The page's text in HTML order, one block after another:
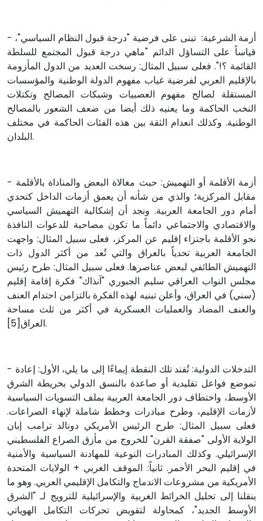
- أزمة الشرعية: تبنى على فرضية "درجة قبول النظام السياسي"،
قياساً على التساؤل الدائم "ماهي درجة قبول المجتمع للسلطة
القائمة ؟!". فعلى سبيل المثال: رسخت العديد من الدول المأزومة
بالإقليم العربي لفرضية غياب مفهوم الدولة الوطنية والمؤسسات
المستقلة لصالح مفهوم العصبيات وشبكات المصالح وتكتلات
النخب الحاكمة وما يعنيه ذلك أيضا من ضعف الشعور بالمصالح
الوطنية. وكذلك انعدام الثقة بين هذه الفئات الحاكمة في مختلف
البلدان.
- أزمة الأقلمة أو التهميش: حيث مغالاة البعض والمناداة بالأقلمة
مقابل المركزية؛ والذي من شأنه أن يعمق أزمات الداخل كتحدي
أمام دور الجامعة العربية. ونجد أن إشكالية التهميش السياسي
والاقتصادي والاجتماعي دائماً ما تكون مصاحبة للدعوات النافذة
نحو الأقلمة باجتزاء إقليم عن المركز، فعلى سبيل المثال: واجهت
الجامعة العربية تحدياً بالعراق والتي تُعد من أكثر الدول ذات
التهميش الطائفي لبعض عناصرها. فعلى سبيل المثال: طرح رئيس
مجلس النواب العراقي سليم الجبوري "آنذاك" فكرة إقامة إقليم
(سني) في العراق، وأعلن تبنيه لهذه الفكرة بالتزامن احتدام العنف
والعنف المضاد والعمليات العسكرية في أكثر من ثلث مساحة
العراق[5].
- التدخلات الدولية: تُفند تلك النقطة إيماءًا إلى ما يلي، الأول: إعادة
تموضع فواعل تقليدية أو صاعدة بالنسق الدولي بخريطة الشرق
الأوسط، واختطاف دور الجامعة العربية بملف التسويات السياسية
لأزمات الإقليم، وطرح مبادرات وخطط شاملة لإنهاء الصراعات.
فعلى سبيل المثال: طرح الرئيس الأمريكي دونالد ترامب إبان
الولاية الأولى "صفقة القرن" للخروج من مأزق الصراع الفلسطيني
الإسرائيلي. وكذلك المبادرات النوعية للمهادنة السياسية والأمنية
في إقليم البحر الأحمر. ثانياً: الموقف الغربي + الولايات المتحدة
الأمريكية من مشروعات الاندماج والتكامل الإقليمي العربي. وهو ما
ينقلنا إلى تحليل الخرائط الغربية والإسرائيلية للترويج لـ "الشرق
الأوسط الجديد"، كمحاولة لتقويض تحركات التكامل الهوياتي